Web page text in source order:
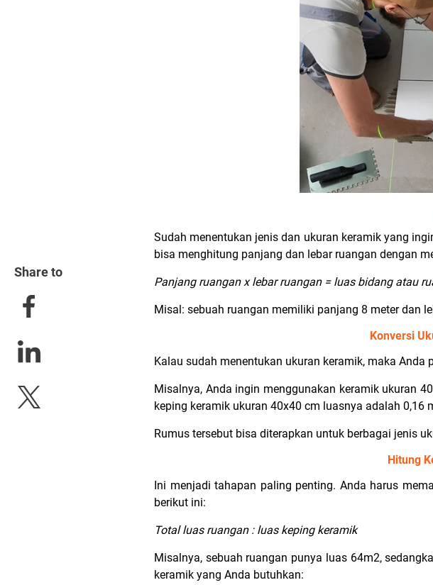
Sudah menentukan jenis dan ukuran keramik yang
bisa menghitung panjang dan lebar ruangan dengan
Panjang ruangan x lebar ruangan = luas bidang atau
Misal: sebuah ruangan memiliki panjang 8 meter dan
Konversi
Kalau sudah menentukan ukuran keramik, maka
Misalnya, Anda ingin menggunakan keramik ukuran
keping keramik ukuran 40x40 cm luasnya adalah 0,16
Rumus tersebut bisa diterapkan untuk berbagai jenis
Hitung
Ini menjadi tahapan paling penting. Anda harus
berikut ini:
Total luas ruangan : luas keping keramik
Misalnya, sebuah ruangan punya luas 64m2,
keramik yang Anda butuhkan:
Share to